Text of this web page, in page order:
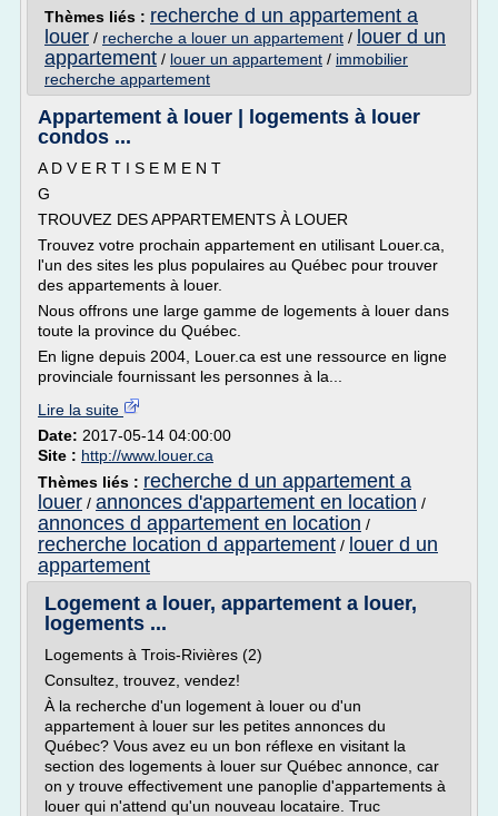
Thèmes liés : recherche d un appartement a
louer / recherche a louer un appartement / louer d un
appartement / louer un appartement / immobilier
recherche appartement
Appartement à louer | logements à louer
condos ...
A D V E R T I S E M E N T
G
TROUVEZ DES APPARTEMENTS À LOUER
Trouvez votre prochain appartement en utilisant Louer.ca,
l'un des sites les plus populaires au Québec pour trouver
des appartements à louer.
Nous offrons une large gamme de logements à louer dans
toute la province du Québec.
En ligne depuis 2004, Louer.ca est une ressource en ligne
provinciale fournissant les personnes à la...
Lire la suite
Date: 2017-05-14 04:00:00
Site : http://www.louer.ca
Thèmes liés : recherche d un appartement a
louer / annonces d'appartement en location /
annonces d appartement en location /
recherche location d appartement / louer d un
appartement
Logement a louer, appartement a louer,
logements ...
Logements à Trois-Rivières (2)
Consultez, trouvez, vendez!
À la recherche d'un logement à louer ou d'un
appartement à louer sur les petites annonces du
Québec? Vous avez eu un bon réflexe en visitant la
section des logements à louer sur Québec annonce, car
on y trouve effectivement une panoplie d'appartements à
louer qui n'attend qu'un nouveau locataire. Truc